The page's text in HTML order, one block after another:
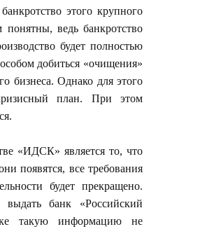
этого крупного
ведь банкротство
будет полностью
добиться «очищения»
бизнеса. Однако для этого
план. При этом
«ИДСК» является то, что
появятся, все требования
будет прекращено.
банк «Российский
такую информацию не